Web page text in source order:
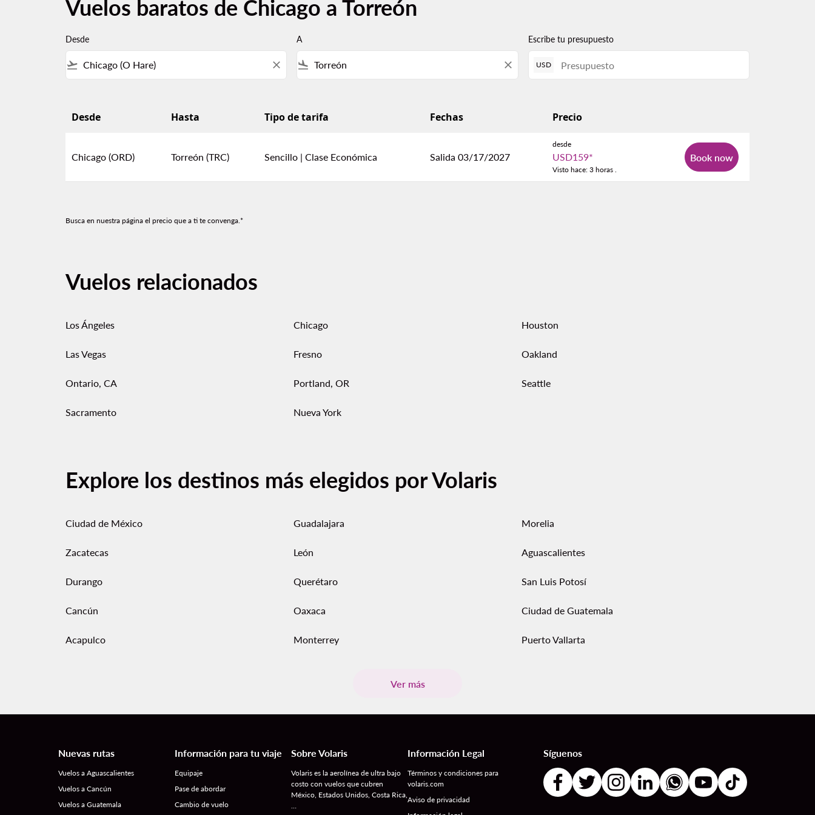
Vuelos baratos de Chicago a Torreón
Desde
flight_takeoff close
A
flight_land close
Escribe tu presupuesto
USD
Desde Hasta Tipo de tarifa Fechas Precio
Chicago (ORD) Torreón (TRC) Sencillo | Clase Económica Salida 03/17/2027
desde
USD159*
Visto hace: 3 horas .
Book now
Busca en nuestra página el precio que a ti te convenga.*
Vuelos relacionados
Los Ángeles Chicago Houston
Las Vegas Fresno Oakland
Ontario, CA Portland, OR Seattle
Sacramento Nueva York
Explore los destinos más elegidos por Volaris
Ciudad de México Guadalajara Morelia
Zacatecas León Aguascalientes
Durango Querétaro San Luis Potosí
Cancún Oaxaca Ciudad de Guatemala
Acapulco Monterrey Puerto Vallarta
Ver más
Nuevas rutas
Vuelos a Aguascalientes
Vuelos a Cancún
Vuelos a Guatemala
Información para tu viaje
Equipaje
Pase de abordar
Cambio de vuelo
Sobre Volaris
Volaris es la aerolínea de ultra bajo
costo con vuelos que cubren
México, Estados Unidos, Costa Rica,
…
Información Legal
Términos y condiciones para
volaris.com
Aviso de privacidad
Síguenos